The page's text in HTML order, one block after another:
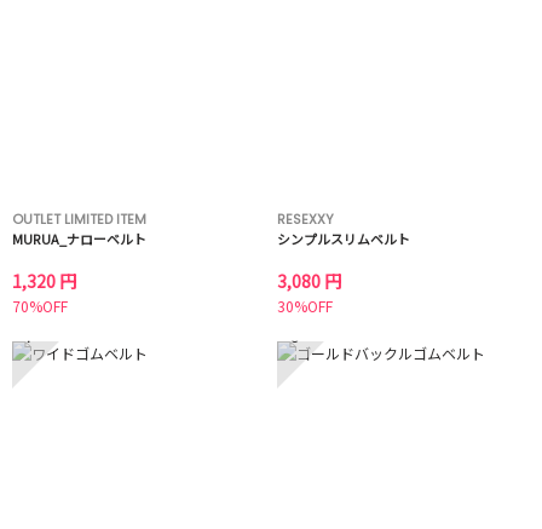
OUTLET LIMITED ITEM
MURUA_ナローベルト
1,320 円
70%OFF
RESEXXY
シンプルスリムベルト
3,080 円
30%OFF
7 8